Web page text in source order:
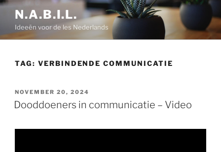
Ga
inhoud
N.A.B.I.L.
Ideeën voor de les Nederlands
TAG: VERBINDENDE COMMUNICATIE
GEPLAATST
OP
NOVEMBER 20, 2024
Dooddoeners in communicatie – Video